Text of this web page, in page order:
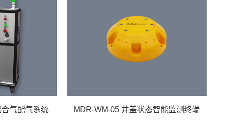
气配气系统 MDR-WM-05 井盖状态智能监测终端